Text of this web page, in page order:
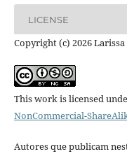
LICENSE
Copyright (c) 2026
This work is licensed
NonCommercial-
Autores que publicam